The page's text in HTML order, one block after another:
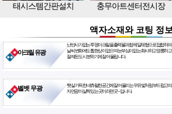
태시스템간판설치 충무아트센터전시장
액자소재와 코팅 정보
아크릴 유광
난반사가 없는 투명아크릴을 출력물과 함께 일체형으로 접합하여
날씨 변화에도 휨현상이 없으며 눈부심이 없는 화사하고 영롱하고
절제된 도시 분위기에 잘 어울립니다.
벨벳 무광
햇살 가득한 네츄럴한 공간에 잘 어울리는 우유빛처럼 부드럽고
자연광이 살짝 있는 곳이라면 굿~ 입니다.